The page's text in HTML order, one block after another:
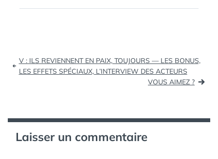
Navigation
de
V : ILS REVIENNENT EN PAIX, TOUJOURS — LES BONUS,
LES EFFETS SPÉCIAUX, L’INTERVIEW DES ACTEURS
VOUS AIMEZ ?
Laisser un commentaire